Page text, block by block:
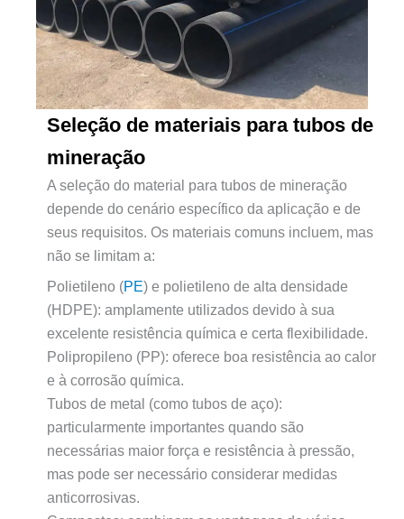
Seleção de materiais para tubos de
mineração
A seleção do material para tubos de mineração
depende do cenário específico da aplicação e de
seus requisitos. Os materiais comuns incluem, mas
não se limitam a:
Polietileno (PE) e polietileno de alta densidade
(HDPE): amplamente utilizados devido à sua
excelente resistência química e certa flexibilidade.
Polipropileno (PP): oferece boa resistência ao calor
e à corrosão química.
Tubos de metal (como tubos de aço):
particularmente importantes quando são
necessárias maior força e resistência à pressão,
mas pode ser necessário considerar medidas
anticorrosivas.